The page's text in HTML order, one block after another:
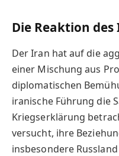
Die Reaktion des
Der Iran hat auf die
einer Mischung aus
diplomatischen
iranische Führung die
Kriegserklärung
versucht, ihre
insbesondere